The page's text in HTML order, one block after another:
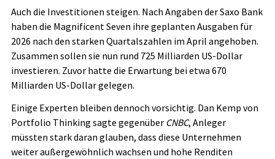
Auch die Investitionen steigen. Nach Angaben der Saxo Bank
haben die Magnificent Seven ihre geplanten Ausgaben für
2026 nach den starken Quartalszahlen im April angehoben.
Zusammen sollen sie nun rund 725 Milliarden US-Dollar
investieren. Zuvor hatte die Erwartung bei etwa 670
Milliarden US-Dollar gelegen.
Einige Experten bleiben dennoch vorsichtig. Dan Kemp von
Portfolio Thinking sagte gegenüber CNBC, Anleger
müssten stark daran glauben, dass diese Unternehmen
weiter außergewöhnlich wachsen und hohe Renditen